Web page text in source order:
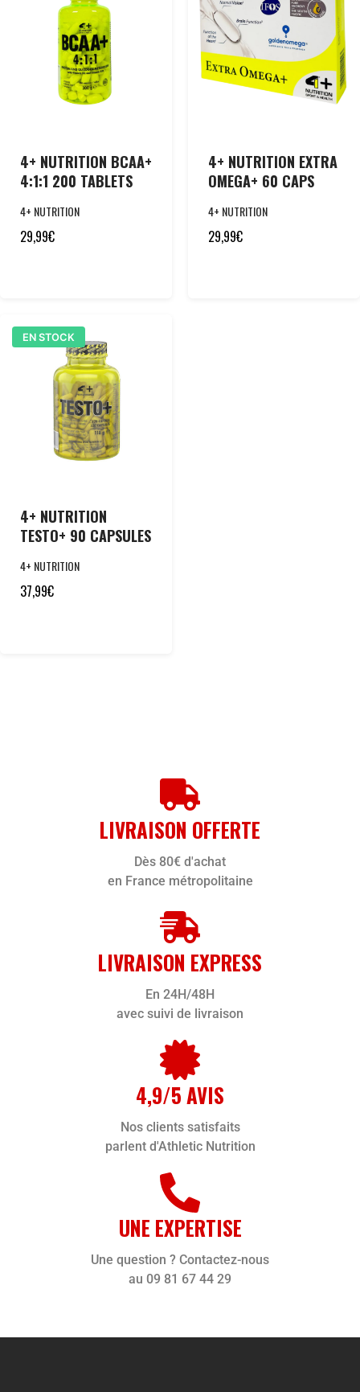
4+ NUTRITION BCAA+
4:1:1 200 TABLETS
4+ NUTRITION
29,99€
4+ NUTRITION EXTRA
OMEGA+ 60 CAPS
4+ NUTRITION
29,99€
EN STOCK
4+ NUTRITION
TESTO+ 90 CAPSULES
4+ NUTRITION
37,99€
LIVRAISON OFFERTE
Dès 80€ d'achat
en France métropolitaine
LIVRAISON EXPRESS
En 24H/48H
avec suivi de livraison
4,9/5 AVIS
Nos clients satisfaits
parlent d'Athletic Nutrition
UNE EXPERTISE
Une question ? Contactez-nous
au 09 81 67 44 29